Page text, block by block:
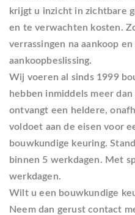
krijgt u inzicht in zichtbare
en te verwachten kosten.
verrassingen na aankoop
aankoopbeslissing.
Wij voeren al sinds 1999
hebben inmiddels meer
ontvangt een heldere,
voldoet aan de eisen voor
bouwkundige keuring.
binnen 5 werkdagen. Met
werkdagen.
Wilt u een bouwkundige
Neem dan gerust contact